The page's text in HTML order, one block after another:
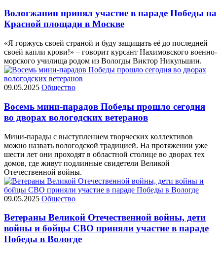
Вологжанин принял участие в параде Победы на
Красной площади в Москве
«Я горжусь своей страной и буду защищать её до последней
своей капли крови!» – говорит курсант Нахимовского военно-
морского училища родом из Вологды Виктор Никульшин.
09.05.2025 Общество
Восемь мини-парадов Победы прошло сегодня
во дворах вологодских ветеранов
Мини-парады с выступлением творческих коллективов
можно назвать вологодской традицией. На протяжении уже
шести лет они проходят в областной столице во дворах тех
домов, где живут подлинные свидетели Великой
Отечественной войны.
09.05.2025 Общество
Ветераны Великой Отечественной войны, дети
войны и бойцы СВО приняли участие в параде
Победы в Вологде